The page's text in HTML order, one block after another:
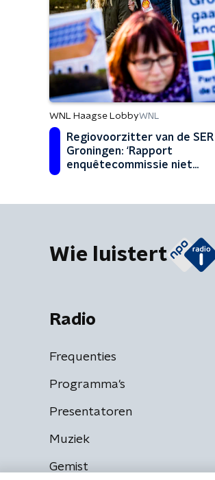
WNL Haagse LobbyWNL
Regiovoorzitter van de SER
Groningen: ‘Rapport
enquêtecommissie niet
Wie luistert
Radio
Frequenties
Programma's
Presentatoren
Muziek
Gemist